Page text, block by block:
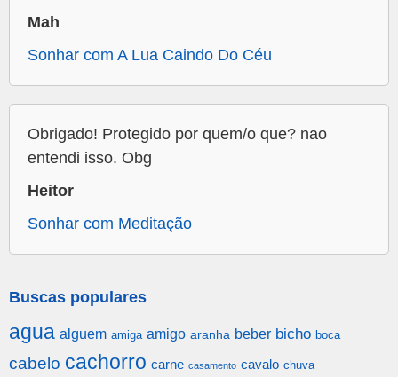
Mah
Sonhar com A Lua Caindo Do Céu
Obrigado! Protegido por quem/o que? nao
entendi isso. Obg
Heitor
Sonhar com Meditação
Buscas populares
agua alguem amiga amigo aranha beber bicho boca
cabelo cachorro carne casamento cavalo chuva